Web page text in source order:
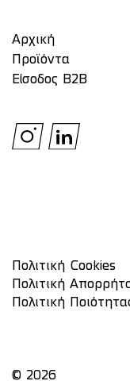
Αρχική
Προϊόντα
Είσοδος Β2Β
© 2026
Πολιτική Cookies
Πολιτική
Πολιτική